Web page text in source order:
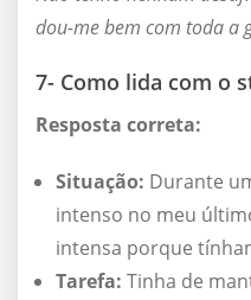
dou-me bem com toda a
7- Como lida com o
Resposta correta:
Situação: Durante
intenso no meu
intensa porque
Tarefa: Tinha de